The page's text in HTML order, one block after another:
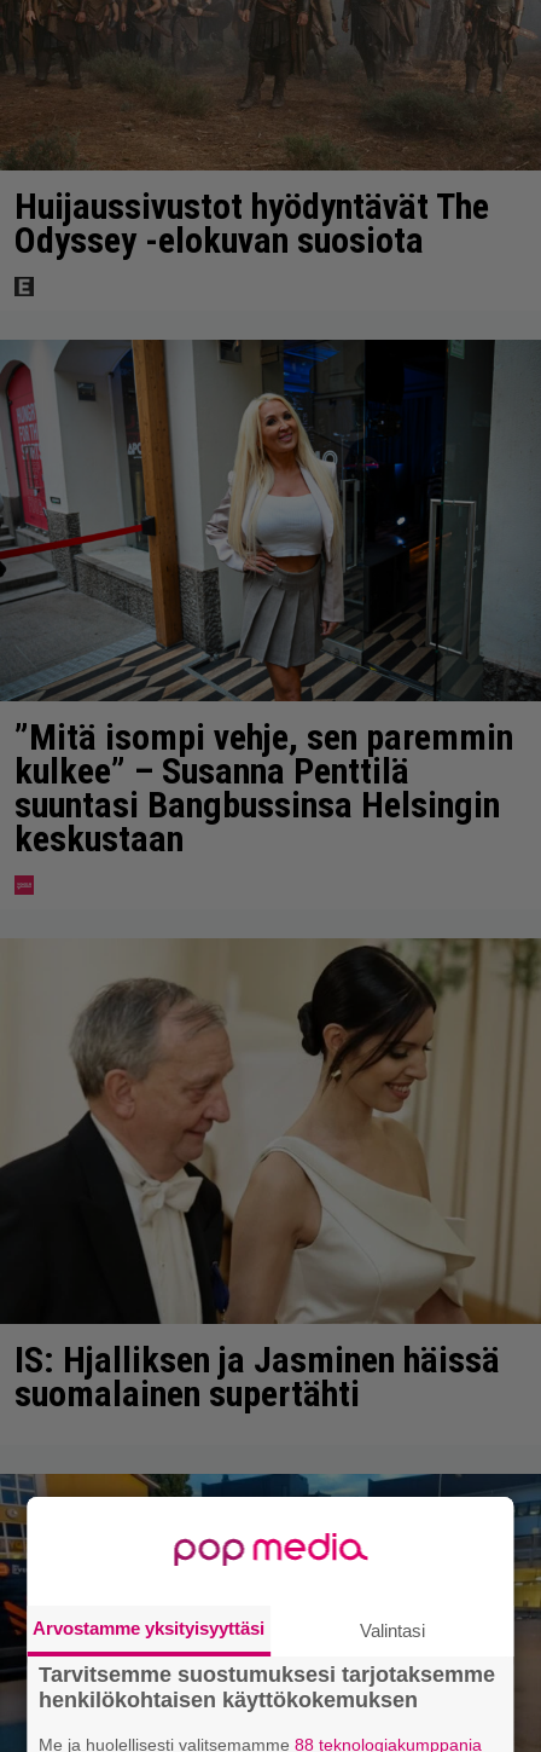
Huijaussivustot hyödyntävät The
Odyssey -elokuvan suosiota
”Mitä isompi vehje, sen paremmin
kulkee” – Susanna Penttilä
suuntasi Bangbussinsa Helsingin
keskustaan
IS: Hjalliksen ja Jasminen häissä
suomalainen supertähti
Arvostamme yksityisyyttäsi Valintasi
Tarvitsemme suostumuksesi tarjotaksemme
henkilökohtaisen käyttökokemuksen
Me ja huolellisesti valitsemamme88 teknologiakumppania